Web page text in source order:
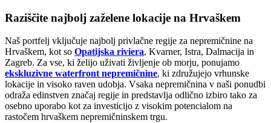
Raziščite najbolj zaželene lokacije na Hrvaškem
Naš portfelj vključuje najbolj privlačne regije za nepremičnine na
Hrvaškem, kot so Opatijska riviera, Kvarner, Istra, Dalmacija in
Zagreb. Za vse, ki želijo uživati življenje ob morju, ponujamo
ekskluzivne waterfront nepremičnine, ki združujejo vrhunske
lokacije in visoko raven udobja. Vsaka nepremičnina v naši ponudbi
odraža edinstven značaj regije in predstavlja odlično izbiro tako za
osebno uporabo kot za investicijo z visokim potencialom na
rastočem hrvaškem nepremičninskem trgu.